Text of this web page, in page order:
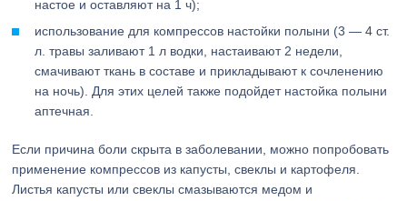
настое и оставляют на 1 ч);
использование для компрессов настойки полыни (3 — 4 ст.
л. травы заливают 1 л водки, настаивают 2 недели,
смачивают ткань в составе и прикладывают к сочленению
на ночь). Для этих целей также подойдет настойка полыни
аптечная.
Если причина боли скрыта в заболевании, можно попробовать
применение компрессов из капусты, свеклы и картофеля.
Листья капусты или свеклы смазываются медом и